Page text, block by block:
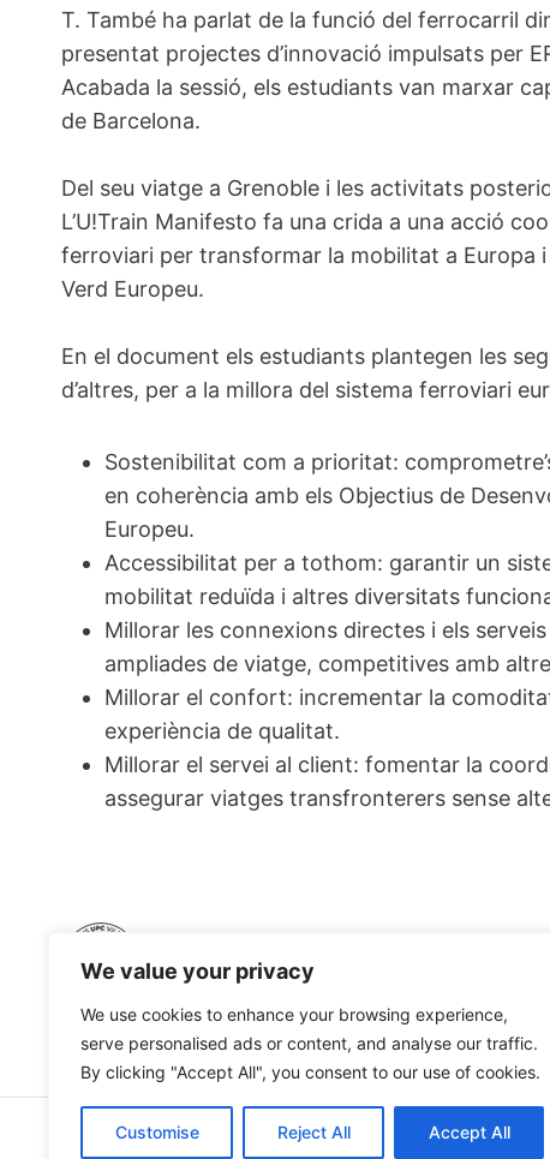
We value your privacy
We use cookies to enhance your browsing experience,
serve personalised ads or content, and analyse our traffic.
By clicking "Accept All", you consent to our use of cookies.
Customise Reject All Accept All
T. També ha parlat de la funció del ferrocarril
presentat projectes d’innovació impulsats per
Acabada la sessió, els estudiants van marxar
de Barcelona.
Del seu viatge a Grenoble i les activitats
L’U!Train Manifesto fa una crida a una acció
ferroviari per transformar la mobilitat a Europa
Verd Europeu.
En el document els estudiants plantegen les
d’altres, per a la millora del sistema ferroviari
Sostenibilitat com a prioritat:
en coherència amb els Objectius de
Europeu.
Accessibilitat per a tothom: garantir un
mobilitat reduïda i altres diversitats
Millorar les connexions directes i els
ampliades de viatge, competitives amb
Millorar el confort: incrementar la
experiència de qualitat.
Millorar el servei al client: fomentar la
assegurar viatges transfronterers sense
© 2026 - Escola Politècnica Superior